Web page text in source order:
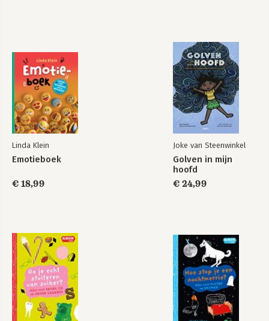
Linda Klein
Emotieboek
€ 18,99
Joke van Steenwinkel
Golven in mijn
hoofd
€ 24,99